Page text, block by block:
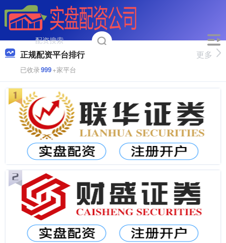
正规配资平台排行
已收录999+家平台
更多